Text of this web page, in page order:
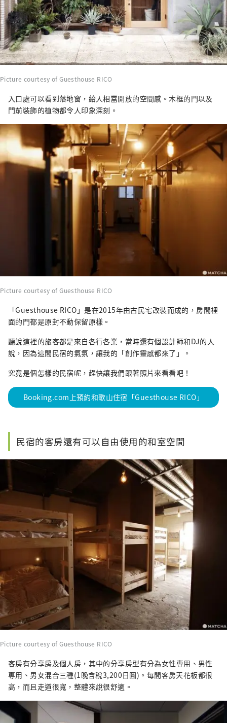
Picture courtesy of Guesthouse RICO
入口處可以看到落地窗，給人相當開放的空間感。木框的門以及
門前裝飾的植物都令人印象深刻。
Picture courtesy of Guesthouse RICO
「Guesthouse RICO」是在2015年由古民宅改裝而成的，房間裡
面的門都是原封不動保留原樣。
聽說這裡的旅客都是來自各行各業，當時還有個設計師和DJ的人
說，因為這間民宿的氣氛，讓我的「創作靈感都來了」。
究竟是個怎樣的民宿呢，趕快讓我們跟著照片來看看吧！
Booking.com上預約和歌山住宿「Guesthouse RICO」
民宿的客房還有可以自由使用的和室空間
Picture courtesy of Guesthouse RICO
客房有分享房及個人房，其中的分享房型有分為女性専用、男性
専用、男女混合三種(1晚含稅3,200日圓)。每間客房天花板都很
高，而且走道很寬，整體來說很舒適。